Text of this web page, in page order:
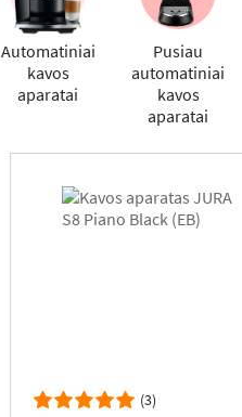
Automatiniai
kavos
aparatai
Pusiau
automatiniai
kavos
aparatai
(3)